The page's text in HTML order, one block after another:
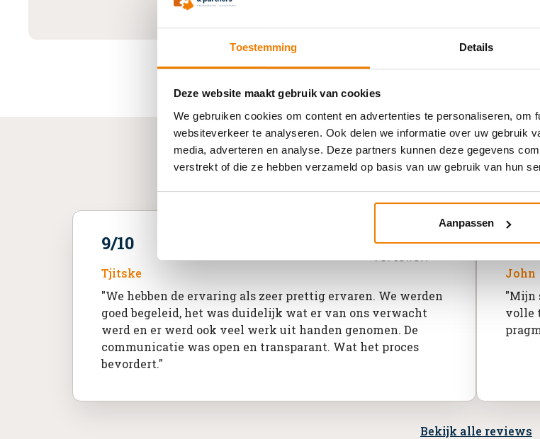
Toestemming Details
Deze website maakt gebruik van cookies
We gebruiken cookies om content en advertenties te personaliseren, om
websiteverkeer te analyseren. Ook delen we informatie over uw gebruik
media, adverteren en analyse. Deze partners kunnen deze gegevens
verstrekt of die ze hebben verzameld op basis van uw gebruik van hun
Aanpassen
Waarom kiezen voor Van Houten &
9/10
Tjitske
"We hebben de ervaring als zeer prettig ervaren. We werden
goed begeleid, het was duidelijk wat er van ons verwacht
werd en er werd ook veel werk uit handen genomen. De
communicatie was open en transparant. Wat het proces
bevordert."
10/
John
"Mijn
volle
Bekijk alle reviews